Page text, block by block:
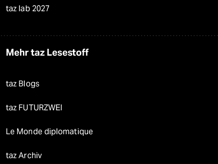
taz lab 2027
Mehr taz Lesestoff
taz Blogs
taz FUTURZWEI
Le Monde diplomatique
taz Archiv